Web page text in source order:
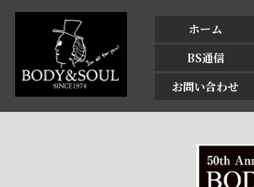
ホーム
BS通信
お問い合わせ